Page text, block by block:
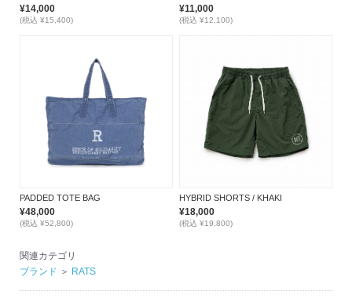
¥14,000
(税込 ¥15,400)
¥11,000
(税込 ¥12,100)
PADDED TOTE BAG
¥48,000
(税込 ¥52,800)
HYBRID SHORTS / KHAKI
¥18,000
(税込 ¥19,800)
関連カテゴリ
ブランド ＞ RATS